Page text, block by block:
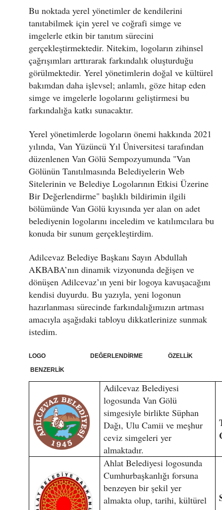
Bu noktada yerel yönetimler de kendilerini
tanıtabilmek için yerel ve coğrafi simge ve
imgelerle etkin bir tanıtım sürecini
gerçekleştirmektedir. Nitekim, logoların zihinsel
çağrışımları arttırarak farkındalık oluşturduğu
görülmektedir. Yerel yönetimlerin doğal ve kültürel
bakımdan daha işlevsel; anlamlı, göze hitap eden
simge ve imgelerle logolarını geliştirmesi bu
farkındalığa katkı sunacaktır.
Yerel yönetimlerde logoların önemi hakkında 2021
yılında, Van Yüzüncü Yıl Üniversitesi tarafından
düzenlenen Van Gölü Sempozyumunda "Van
Gölünün Tanıtılmasında Belediyelerin Web
Sitelerinin ve Belediye Logolarının Etkisi Üzerine
Bir Değerlendirme" başlıklı bildirimin ilgili
bölümünde Van Gölü kıyısında yer alan on adet
belediyenin logolarını inceledim ve katılımcılara bu
konuda bir sunum gerçekleştirdim.
Adilcevaz Belediye Başkanı Sayın Abdullah
AKBABA’nın dinamik vizyonunda değişen ve
dönüşen Adilcevaz’ın yeni bir logoya kavuşacağını
kendisi duyurdu. Bu yazıyla, yeni logonun
hazırlanması sürecinde farkındalığımızın artması
amacıyla aşağıdaki tabloyu dikkatlerinize sunmak
istedim.
LOGO DEĞERLENDİRME ÖZELLİK
BENZERLİK
Adilcevaz Belediyesi
logosunda Van Gölü
simgesiyle birlikte Süphan
Dağı, Ulu Camii ve meşhur
ceviz simgeleri yer
almaktadır.
Ahlat Belediyesi logosunda
Cumhurbaşkanlığı forsuna
benzeyen bir şekil yer
almakta olup, tarihi, kültürel